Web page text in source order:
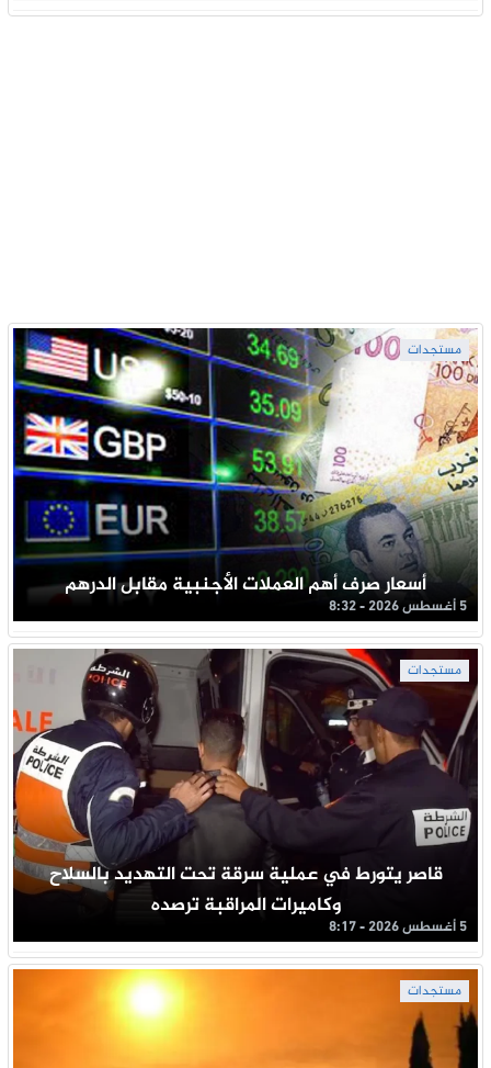
مستجدات
أسعار صرف أهم العملات الأجنبية مقابل الدرهم
5 أغسطس 2026 - 8:32
مستجدات
قاصر يتورط في عملية سرقة تحت التهديد بالسلاح
وكاميرات المراقبة ترصده
5 أغسطس 2026 - 8:17
مستجدات